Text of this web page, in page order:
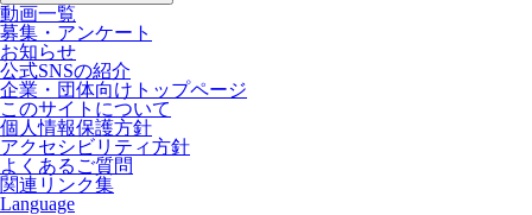
動画一覧
募集・アンケート
お知らせ
公式SNSの紹介
企業・団体向けトップページ
このサイトについて
個人情報保護方針
アクセシビリティ方針
よくあるご質問
関連リンク集
Language